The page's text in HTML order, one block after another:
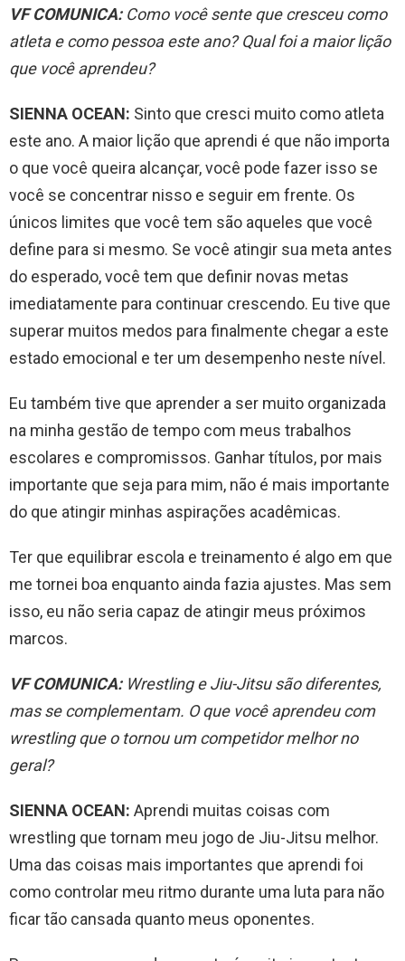
VF COMUNICA:Como você sente que cresceu como
atleta e como pessoa este ano? Qual foi a maior lição
que você aprendeu?
SIENNA OCEAN: Sinto que cresci muito como atleta
este ano. A maior lição que aprendi é que não importa
o que você queira alcançar, você pode fazer isso se
você se concentrar nisso e seguir em frente. Os
únicos limites que você tem são aqueles que você
define para si mesmo. Se você atingir sua meta antes
do esperado, você tem que definir novas metas
imediatamente para continuar crescendo. Eu tive que
superar muitos medos para finalmente chegar a este
estado emocional e ter um desempenho neste nível.
Eu também tive que aprender a ser muito organizada
na minha gestão de tempo com meus trabalhos
escolares e compromissos. Ganhar títulos, por mais
importante que seja para mim, não é mais importante
do que atingir minhas aspirações acadêmicas.
Ter que equilibrar escola e treinamento é algo em que
me tornei boa enquanto ainda fazia ajustes. Mas sem
isso, eu não seria capaz de atingir meus próximos
marcos.
VF COMUNICA:Wrestling e Jiu-Jitsu são diferentes,
mas se complementam. O que você aprendeu com
wrestling que o tornou um competidor melhor no
geral?
SIENNA OCEAN: Aprendi muitas coisas com
wrestling que tornam meu jogo de Jiu-Jitsu melhor.
Uma das coisas mais importantes que aprendi foi
como controlar meu ritmo durante uma luta para não
ficar tão cansada quanto meus oponentes.